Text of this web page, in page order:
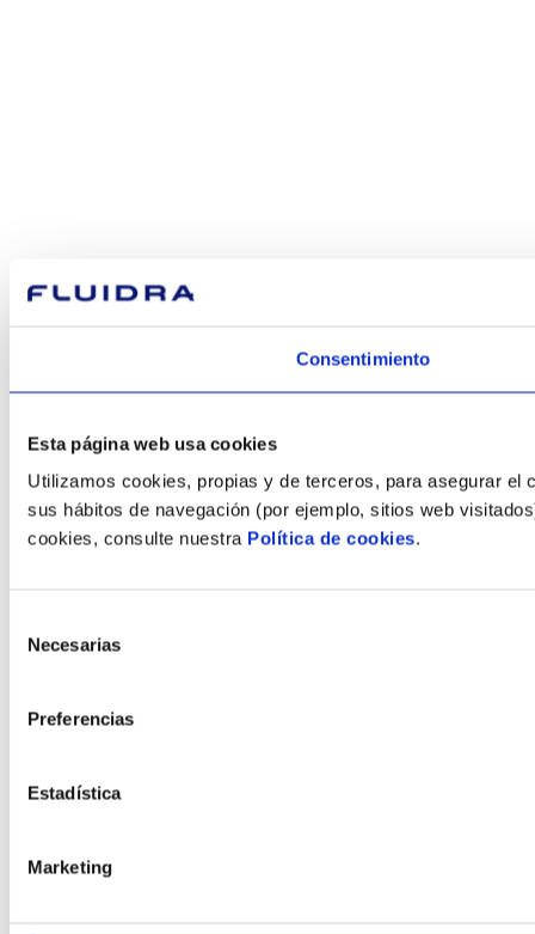
Consentimiento
Esta página web usa cookies
Utilizamos cookies, propias y de terceros, para asegurar
sus hábitos de navegación (por ejemplo, sitios web
cookies, consulte nuestra Política de cookies.
Necesarias
Preferencias
Estadística
Marketing